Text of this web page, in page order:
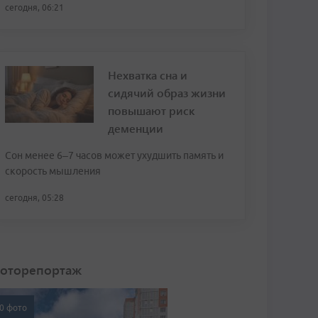
сегодня, 06:21
Нехватка сна и
сидячий образ жизни
повышают риск
деменции
Сон менее 6–7 часов может ухудшить память и
скорость мышления
сегодня, 05:28
фото